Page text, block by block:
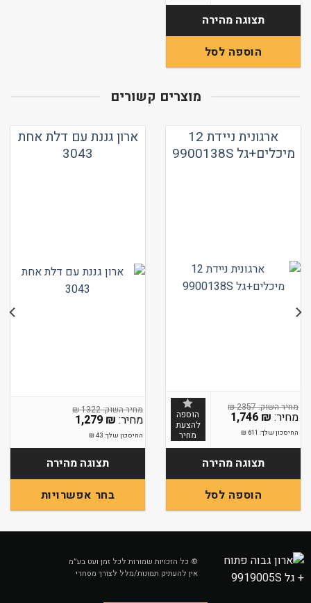
תצוגה מהירה
הוספה לסל
מוצרים קשורים
ארגונית ניידת 12
מיכלים+גל 9900138S
2357
₪
1,746 ₪
החיסכון שלך:611
₪
הוספה
להצעת
מחיר
תצוגה מהירה
הוספה לסל
ארון גננת עם דלת אחת
3043
1322
₪
1,279 ₪
החיסכון שלך:43
₪
תצוגה מהירה
בחר אפשרויות
זה
מספר
סוגים.
© כל הזכויות שמורות לכל זמן ועט בע״מ
אין להעתיק תמונות/מלל לצורך מסחרי